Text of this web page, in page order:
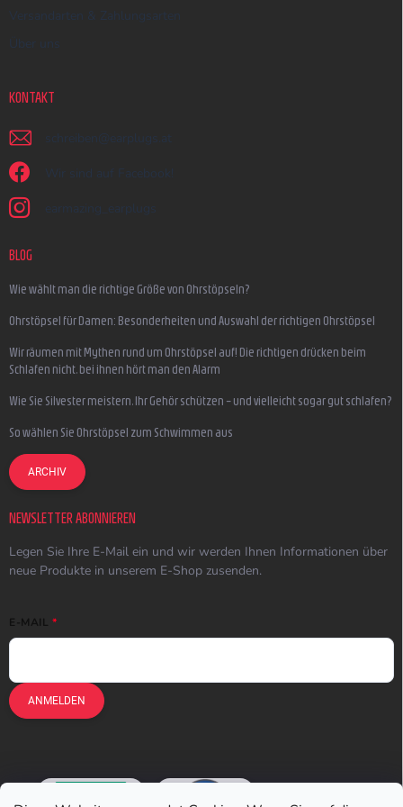
Versandarten & Zahlungsarten
Über uns
KONTAKT
schreiben @ earplugs.at
Wir sind auf Facebook!
earmazing_earplugs
BLOG
Wie wählt man die richtige Größe von Ohrstöpseln?
Ohrstöpsel für Damen: Besonderheiten und Auswahl der richtigen Ohrstöpsel
Wir räumen mit Mythen rund um Ohrstöpsel auf! Die richtigen drücken beim
Schlafen nicht, bei ihnen hört man den Alarm
Wie Sie Silvester meistern, Ihr Gehör schützen – und vielleicht sogar gut schlafen?
So wählen Sie Ohrstöpsel zum Schwimmen aus
ARCHIV
NEWSLETTER ABONNIEREN
Legen Sie Ihre E-Mail ein und wir werden Ihnen Informationen über
neue Produkte in unserem E-Shop zusenden.
E-MAIL
ANMELDEN